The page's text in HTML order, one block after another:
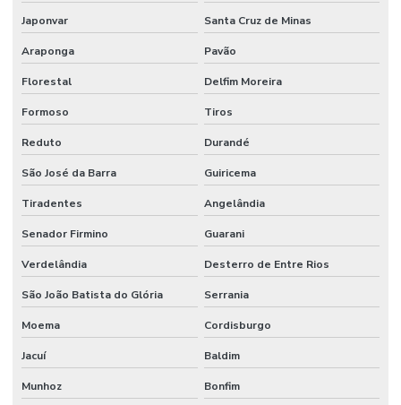
Japonvar Santa Cruz de Minas
Araponga Pavão
Florestal Delfim Moreira
Formoso Tiros
Reduto Durandé
São José da Barra Guiricema
Tiradentes Angelândia
Senador Firmino Guarani
Verdelândia Desterro de Entre Rios
São João Batista do Glória Serrania
Moema Cordisburgo
Jacuí Baldim
Munhoz Bonfim